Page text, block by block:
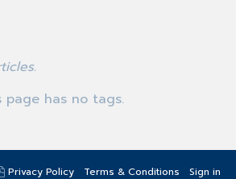
page has no tags.
Privacy Policy Terms & Conditions Sign in